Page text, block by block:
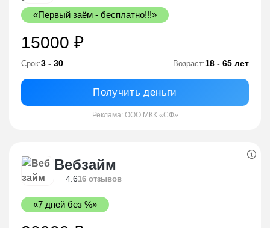
«Первый заём - бесплатно!!!»
15000 ₽
Срок:3 - 30 Возраст:18 - 65 лет
Получить деньги
Реклама: ООО МКК «СФ»
Вебзайм
4.616 отзывов
«7 дней без %»